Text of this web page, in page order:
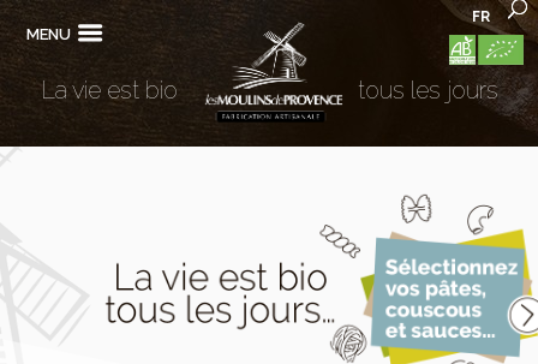
MENU
FR
La vie est bio tous les jours